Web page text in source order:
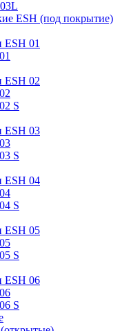
ESH (под покрытие)
01
ESH 02
S
ESH 03
S
ESH 04
S
ESH 05
S
ESH 06
S